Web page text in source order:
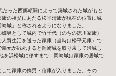
った西郷頼嗣によって築城された城がもと
の祖父にあたる松平清康が現在の位置に城
城」と称されるようになりました。
男として城内で竹千代（のちの徳川家康）
質生活を送った家康（当時は松平元康）で
元が戦死すると岡崎城を取り戻して帰城し
を浜松城に移すまで、岡崎城は家康の居城で
て家康の嫡男・信康が入りました。その